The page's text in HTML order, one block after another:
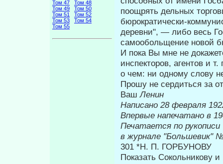
Том 47
Том 48
Том 49
Том 50
Том 51
Том 52
Том 53
Том 54
Том 55
поощрять дельных
бюрократически-
деревни", — либо весь
самообольщение новой
И пока Вы мне не
инспек­торов, агентов и
о чем: ни одному слову
Прошу не сердиться за
ВашЛенин
Написано 28 февраля
Впервые
Печатается по рукописи
в журнале "Большевик"
301 *Н. П. ГОРБУНОВУ
Показать Сокольникову